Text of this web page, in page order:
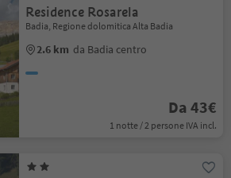
Residence Rosarela
Badia, Regione dolomitica Alta Badia
2.6 km da Badia centro
Da 43€
1 notte / 2 persone IVA incl.